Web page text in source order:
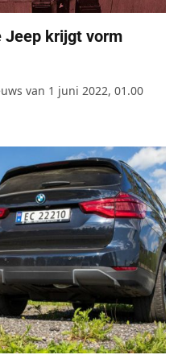
Jeep krijgt vorm
van 1 juni 2022, 01.00